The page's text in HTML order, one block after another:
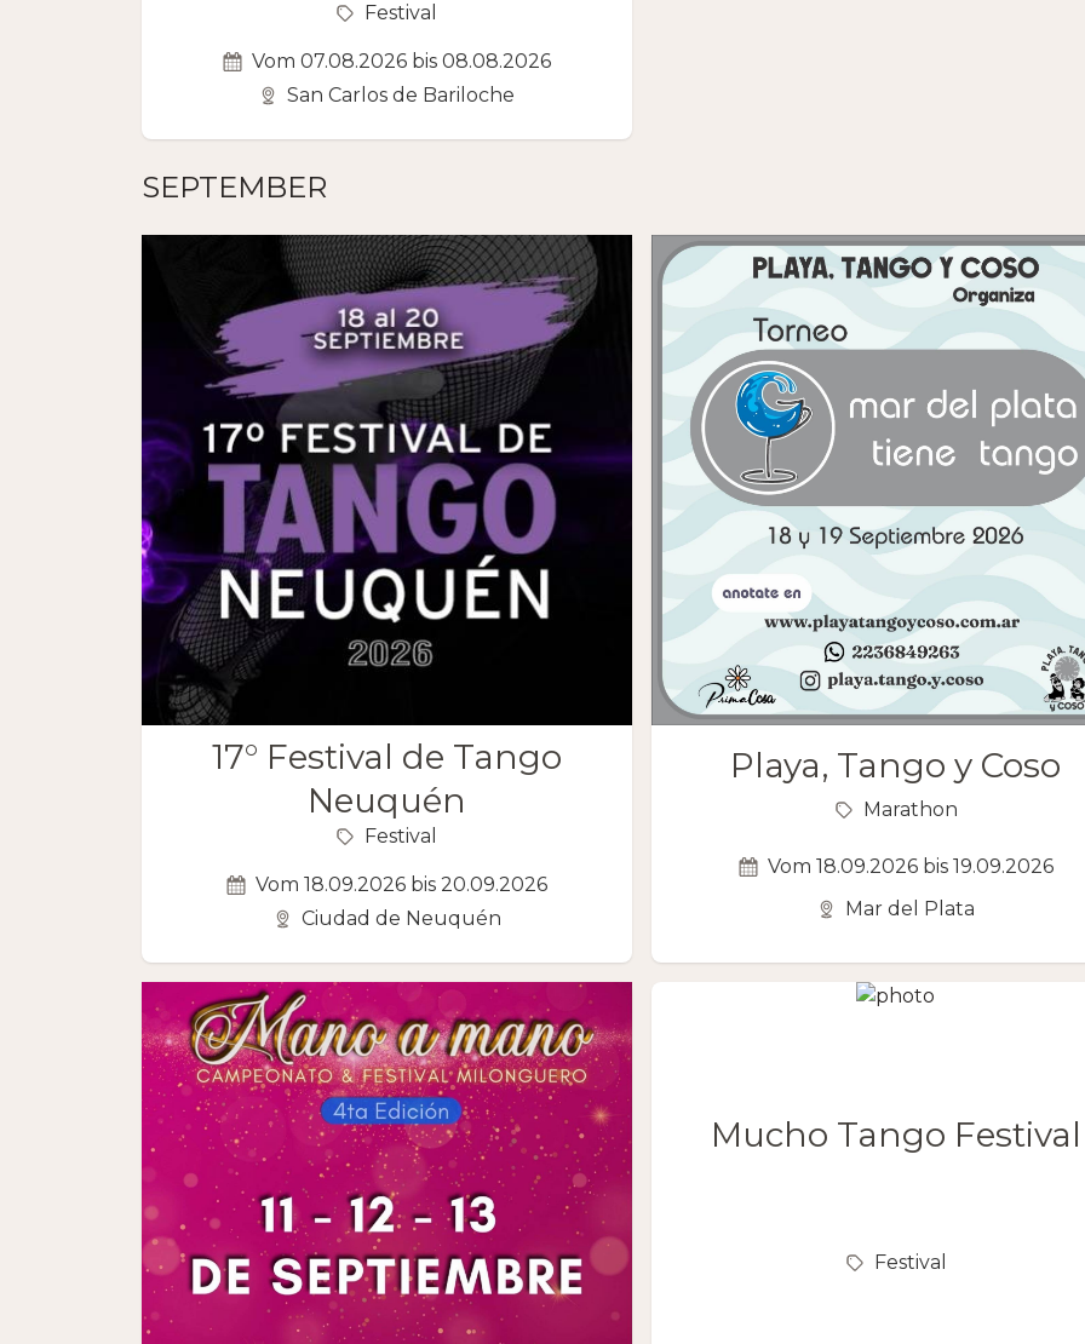
Festival
Vom 07.08.2026 bis 08.08.2026
San Carlos de Bariloche
SEPTEMBER
17° Festival de Tango
Neuquén
Festival
Vom 18.09.2026 bis 20.09.2026
Ciudad de Neuquén
Playa, Tango y Coso
Marathon
Vom 18.09.2026 bis 19.09.2026
Mar del Plata
Mucho Tango Festival
Festival